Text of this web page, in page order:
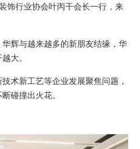
饰行业协会叶丙干会长一行，来
辉与越来越多的新朋友结缘，华
大。
术新工艺等企业发展聚焦问题，
碰撞出火花。